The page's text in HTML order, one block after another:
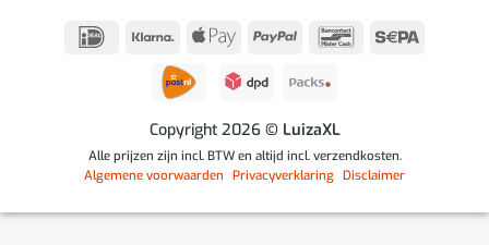
IDeal Klarna
Apple
PayPal BancontactSepa
Copyright 2026 © LuizaXL
Alle prijzen zijn incl. BTW en altijd incl. verzendkosten.
Algemene voorwaarden Privacyverklaring Disclaimer